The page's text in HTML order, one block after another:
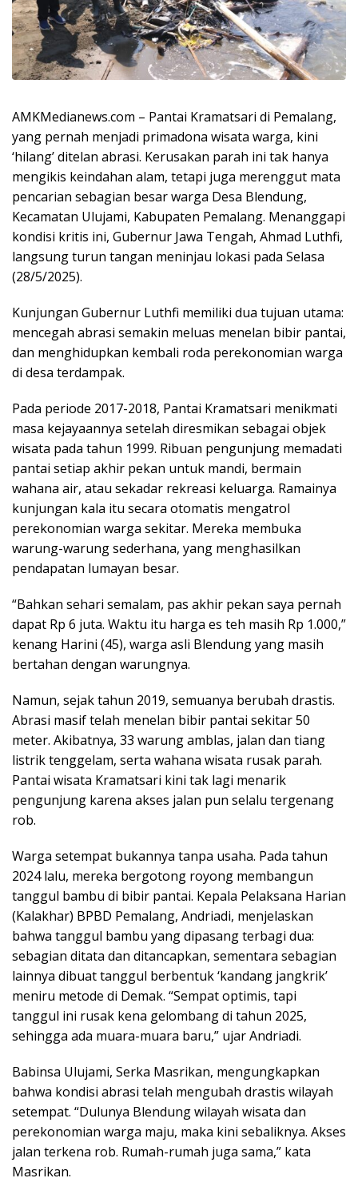
AMKMedianews.com – Pantai Kramatsari di Pemalang,
yang pernah menjadi primadona wisata warga, kini
‘hilang’ ditelan abrasi. Kerusakan parah ini tak hanya
mengikis keindahan alam, tetapi juga merenggut mata
pencarian sebagian besar warga Desa Blendung,
Kecamatan Ulujami, Kabupaten Pemalang. Menanggapi
kondisi kritis ini, Gubernur Jawa Tengah, Ahmad Luthfi,
langsung turun tangan meninjau lokasi pada Selasa
(28/5/2025).
Kunjungan Gubernur Luthfi memiliki dua tujuan utama:
mencegah abrasi semakin meluas menelan bibir pantai,
dan menghidupkan kembali roda perekonomian warga
di desa terdampak.
Pada periode 2017-2018, Pantai Kramatsari menikmati
masa kejayaannya setelah diresmikan sebagai objek
wisata pada tahun 1999. Ribuan pengunjung memadati
pantai setiap akhir pekan untuk mandi, bermain
wahana air, atau sekadar rekreasi keluarga. Ramainya
kunjungan kala itu secara otomatis mengatrol
perekonomian warga sekitar. Mereka membuka
warung-warung sederhana, yang menghasilkan
pendapatan lumayan besar.
“Bahkan sehari semalam, pas akhir pekan saya pernah
dapat Rp 6 juta. Waktu itu harga es teh masih Rp 1.000,”
kenang Harini (45), warga asli Blendung yang masih
bertahan dengan warungnya.
Namun, sejak tahun 2019, semuanya berubah drastis.
Abrasi masif telah menelan bibir pantai sekitar 50
meter. Akibatnya, 33 warung amblas, jalan dan tiang
listrik tenggelam, serta wahana wisata rusak parah.
Pantai wisata Kramatsari kini tak lagi menarik
pengunjung karena akses jalan pun selalu tergenang
rob.
Warga setempat bukannya tanpa usaha. Pada tahun
2024 lalu, mereka bergotong royong membangun
tanggul bambu di bibir pantai. Kepala Pelaksana Harian
(Kalakhar) BPBD Pemalang, Andriadi, menjelaskan
bahwa tanggul bambu yang dipasang terbagi dua:
sebagian ditata dan ditancapkan, sementara sebagian
lainnya dibuat tanggul berbentuk ‘kandang jangkrik’
meniru metode di Demak. “Sempat optimis, tapi
tanggul ini rusak kena gelombang di tahun 2025,
sehingga ada muara-muara baru,” ujar Andriadi.
Babinsa Ulujami, Serka Masrikan, mengungkapkan
bahwa kondisi abrasi telah mengubah drastis wilayah
setempat. “Dulunya Blendung wilayah wisata dan
perekonomian warga maju, maka kini sebaliknya. Akses
jalan terkena rob. Rumah-rumah juga sama,” kata
Masrikan.